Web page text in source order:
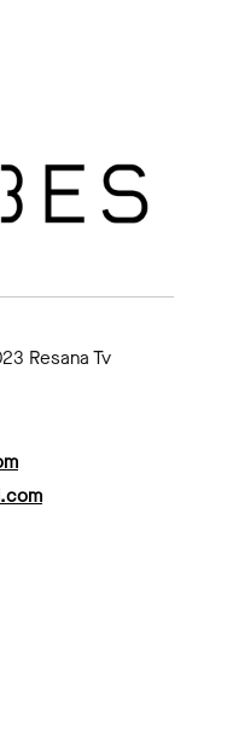
Resana Tv